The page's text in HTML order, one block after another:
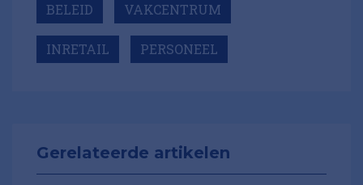
BELEID VAKCENTRUM
INRETAIL PERSONEEL
Gerelateerde artikelen